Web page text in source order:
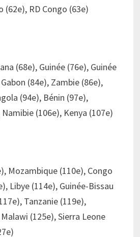
(62e), RD Congo (63e)
(68e), Guinée (76e), Guinée
(84e), Zambie (86e),
(94e), Bénin (97e),
(106e), Kenya (107e)
Mozambique (110e), Congo
Libye (114e), Guinée-Bissau
Tanzanie (119e),
(125e), Sierra Leone